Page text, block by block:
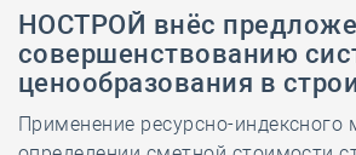
НОСТРОЙ внёс
совершенствованию
ценообразования в
Применение ресурсно-индексного